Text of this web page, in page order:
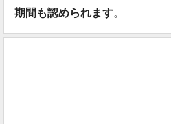
期間も認められます。